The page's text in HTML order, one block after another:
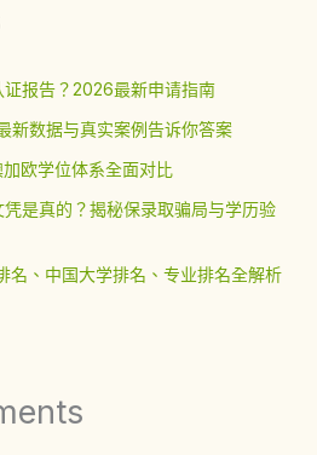
报告？2026最新申请指南
新数据与真实案例告诉你答案
欧学位体系全面对比
是真的？揭秘保录取骗局与学历验
、中国大学排名、专业排名全解析